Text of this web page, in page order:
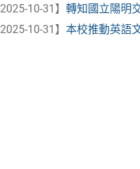
2025-10-31】 轉知國立陽明
2025-10-31】 本校推動英語